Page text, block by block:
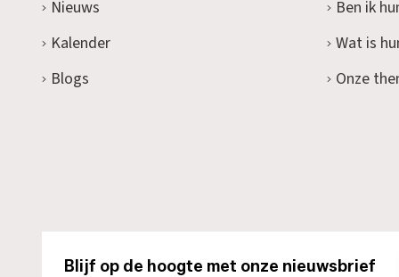
Nieuws
Kalender
Blogs
Ben ik
Wat is
Onze
Blijf op de hoogte met onze nieuwsbrief